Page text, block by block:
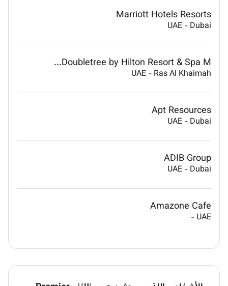
Marriott Hotels Resorts
UAE - Dubai
Doubletree by Hilton Resort & Spa M...
UAE - Ras Al Khaimah
Apt Resources
UAE - Dubai
ADIB Group
UAE - Dubai
Amazone Cafe
UAE
-